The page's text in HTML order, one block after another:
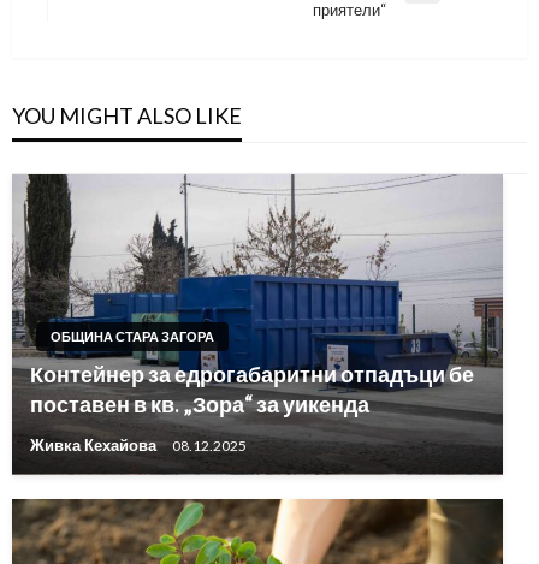
приятели“
YOU MIGHT ALSO LIKE
ОБЩИНА СТАРА ЗАГОРА
Контейнер за едрогабаритни отпадъци бе
поставен в кв. „Зора“ за уикенда
Живка Кехайова 08.12.2025